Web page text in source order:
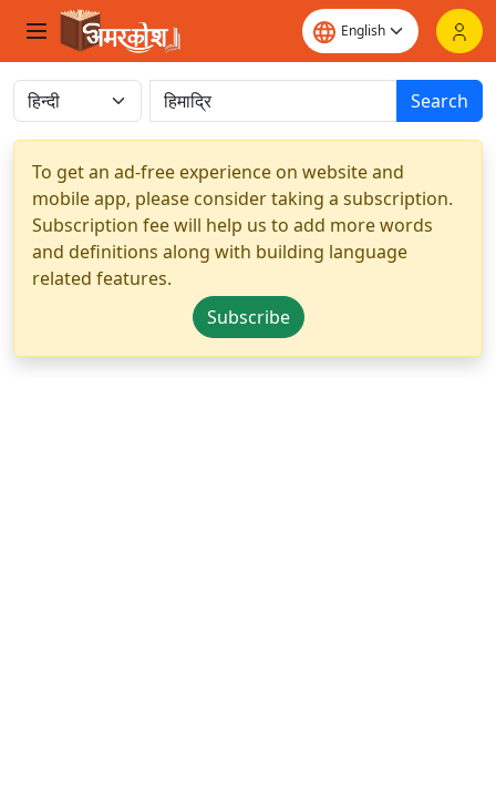
Search
To get an ad-free experience on website and
mobile app, please consider taking a subscription.
Subscription fee will help us to add more words
and definitions along with building language
related features.
Subscribe